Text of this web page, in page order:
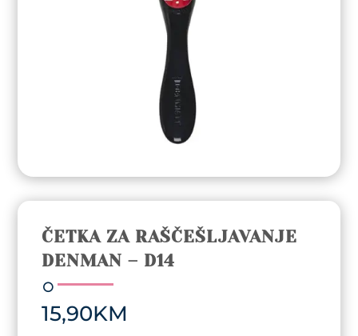
ČETKA ZA RAŠČEŠLJAVANJE
DENMAN – D14
15,90KM